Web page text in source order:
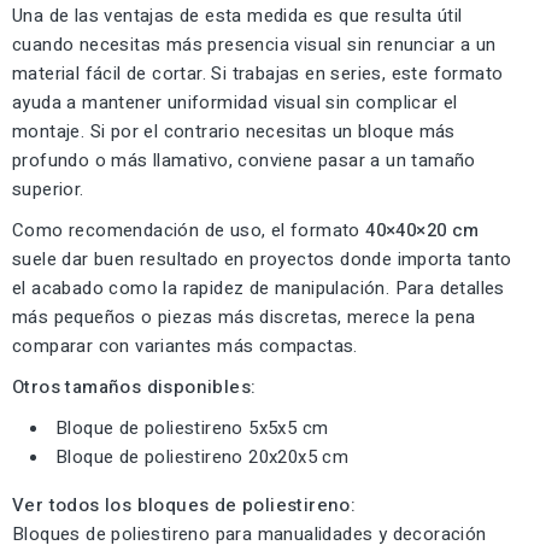
Una de las ventajas de esta medida es que resulta útil
cuando necesitas más presencia visual sin renunciar a un
material fácil de cortar. Si trabajas en series, este formato
ayuda a mantener uniformidad visual sin complicar el
montaje. Si por el contrario necesitas un bloque más
profundo o más llamativo, conviene pasar a un tamaño
superior.
Como recomendación de uso, el formato40×40×20 cm
suele dar buen resultado en proyectos donde importa tanto
el acabado como la rapidez de manipulación. Para detalles
más pequeños o piezas más discretas, merece la pena
comparar con variantes más compactas.
Otros tamaños disponibles:
Bloque de poliestireno 5x5x5 cm
Bloque de poliestireno 20x20x5 cm
Ver todos los bloques de poliestireno:
Bloques de poliestireno para manualidades y decoración